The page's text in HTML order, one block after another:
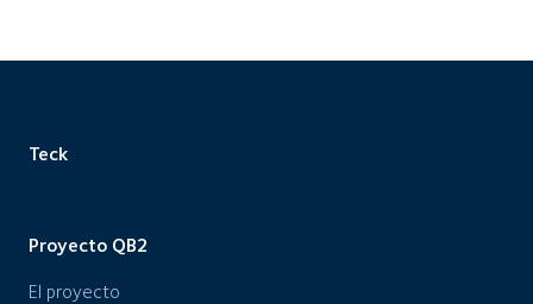
Teck
Proyecto QB2
El proyecto